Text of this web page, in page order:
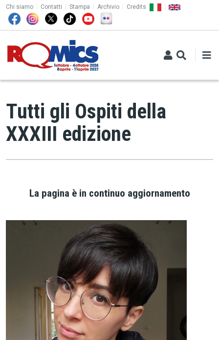
Salta al contenuto principale
TOP MENU
Chi siamo Contatti Stampa Archivio Credits
Tutti gli Ospiti della
XXXIII edizione
La pagina è in continuo aggiornamento